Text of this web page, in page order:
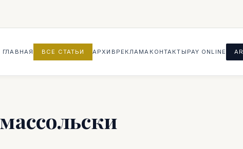
ГЛАВНАЯ ВСЕ СТАТЬИ АРХИВ РЕКЛАМА КОНТАКТЫ PAY ONLINE